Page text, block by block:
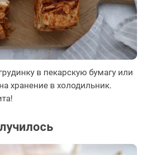
в пекарскую бумагу или
хранение в холодильник.